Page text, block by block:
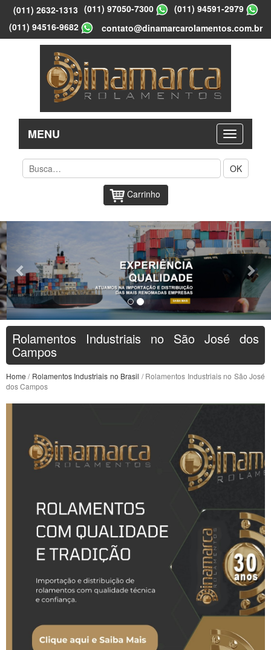
(011) 2632-1313 (011) 97050-7300
(011) 94591-2979
(011) 94516-9682
contato@dinamarcarolamentos.com.br
MENU
OK
Carrinho
Previous
Rolamentos Industriais no São José dos
Campos
Home / Rolamentos Industriais no Brasil / Rolamentos Industriais no São José
dos Campos